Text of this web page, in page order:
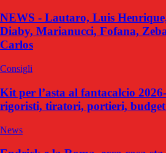
NEWS - Lautaro, Luis
Diaby, Marianucci, Fofana,
Carlos
Consigli
Kit per l’asta al fantacalcio
rigoristi, tiratori, portieri,
News